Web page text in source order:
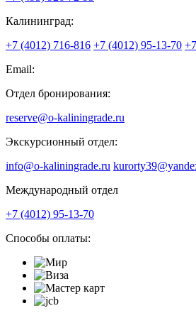
Калининград:
+7 (4012) 716-816 +7 (4012) 95-13-70
Email:
Отдел бронирования:
reserve@o-kaliningrade.ru
Экскурсионный отдел:
info@o-kaliningrade.ru
Международный отдел
+7 (4012) 95-13-70
Способы оплаты: